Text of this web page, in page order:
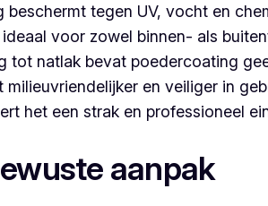
beschermt tegen UV, vocht en
voor zowel binnen- als
tot natlak bevat poedercoating
milieuvriendelijker en veiliger in
het een strak en professioneel
aanpak